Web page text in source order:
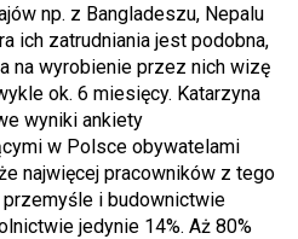
np. z Bangladeszu, Nepalu
ich zatrudniania jest podobna,
na wyrobienie przez nich wizę
ok. 6 miesięcy. Katarzyna
wyniki ankiety
w Polsce obywatelami
najwięcej pracowników z tego
i budownictwie
jedynie 14%. Aż 80%